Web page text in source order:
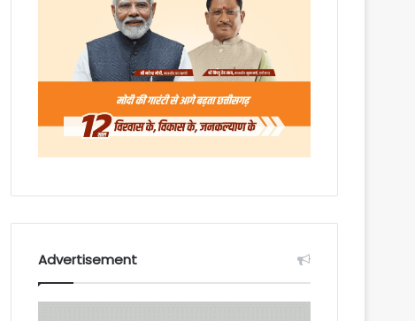
Advertisement